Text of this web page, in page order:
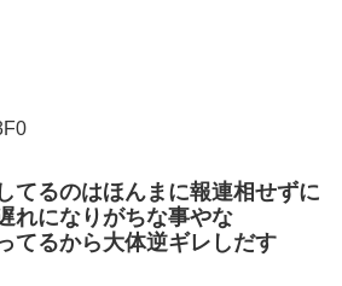
てるのはほんまに報連相せずに
れになりがちな事やな
てるから大体逆ギレしだす